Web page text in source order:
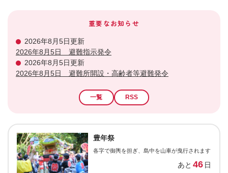
重要なお知らせ
2026年8月5日更新
2026年8月5日 避難指示発令
2026年8月5日更新
2026年8月5日 避難所開設・高齢者等避難発令
一覧 RSS
豊年祭
各字で御輿を担ぎ、島中を山車が曳行されます
あと 46 日